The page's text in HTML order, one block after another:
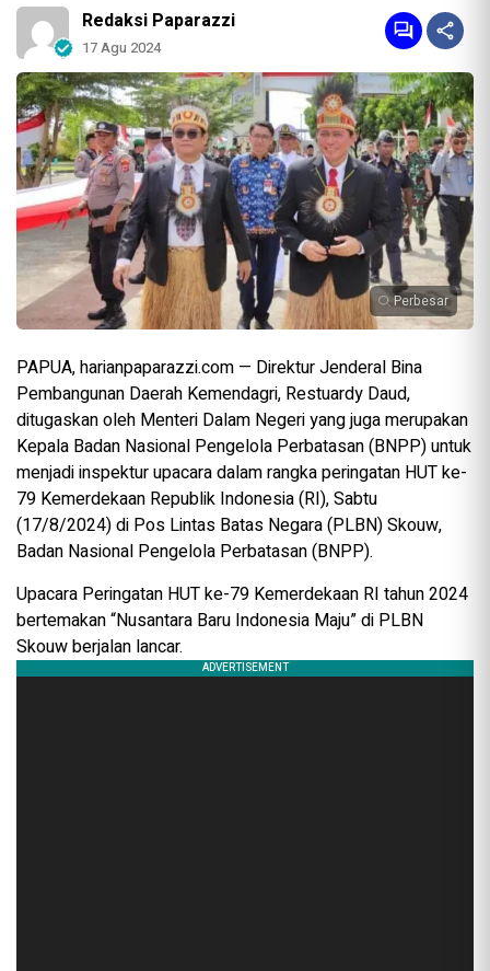
Redaksi Paparazzi
17 Agu 2024
Perbesar
PAPUA, harianpaparazzi.com — Direktur Jenderal Bina
Pembangunan Daerah Kemendagri, Restuardy Daud,
ditugaskan oleh Menteri Dalam Negeri yang juga merupakan
Kepala Badan Nasional Pengelola Perbatasan (BNPP) untuk
menjadi inspektur upacara dalam rangka peringatan HUT ke-
79 Kemerdekaan Republik Indonesia (RI), Sabtu
(17/8/2024) di Pos Lintas Batas Negara (PLBN) Skouw,
Badan Nasional Pengelola Perbatasan (BNPP).
Upacara Peringatan HUT ke-79 Kemerdekaan RI tahun 2024
bertemakan “Nusantara Baru Indonesia Maju” di PLBN
Skouw berjalan lancar.